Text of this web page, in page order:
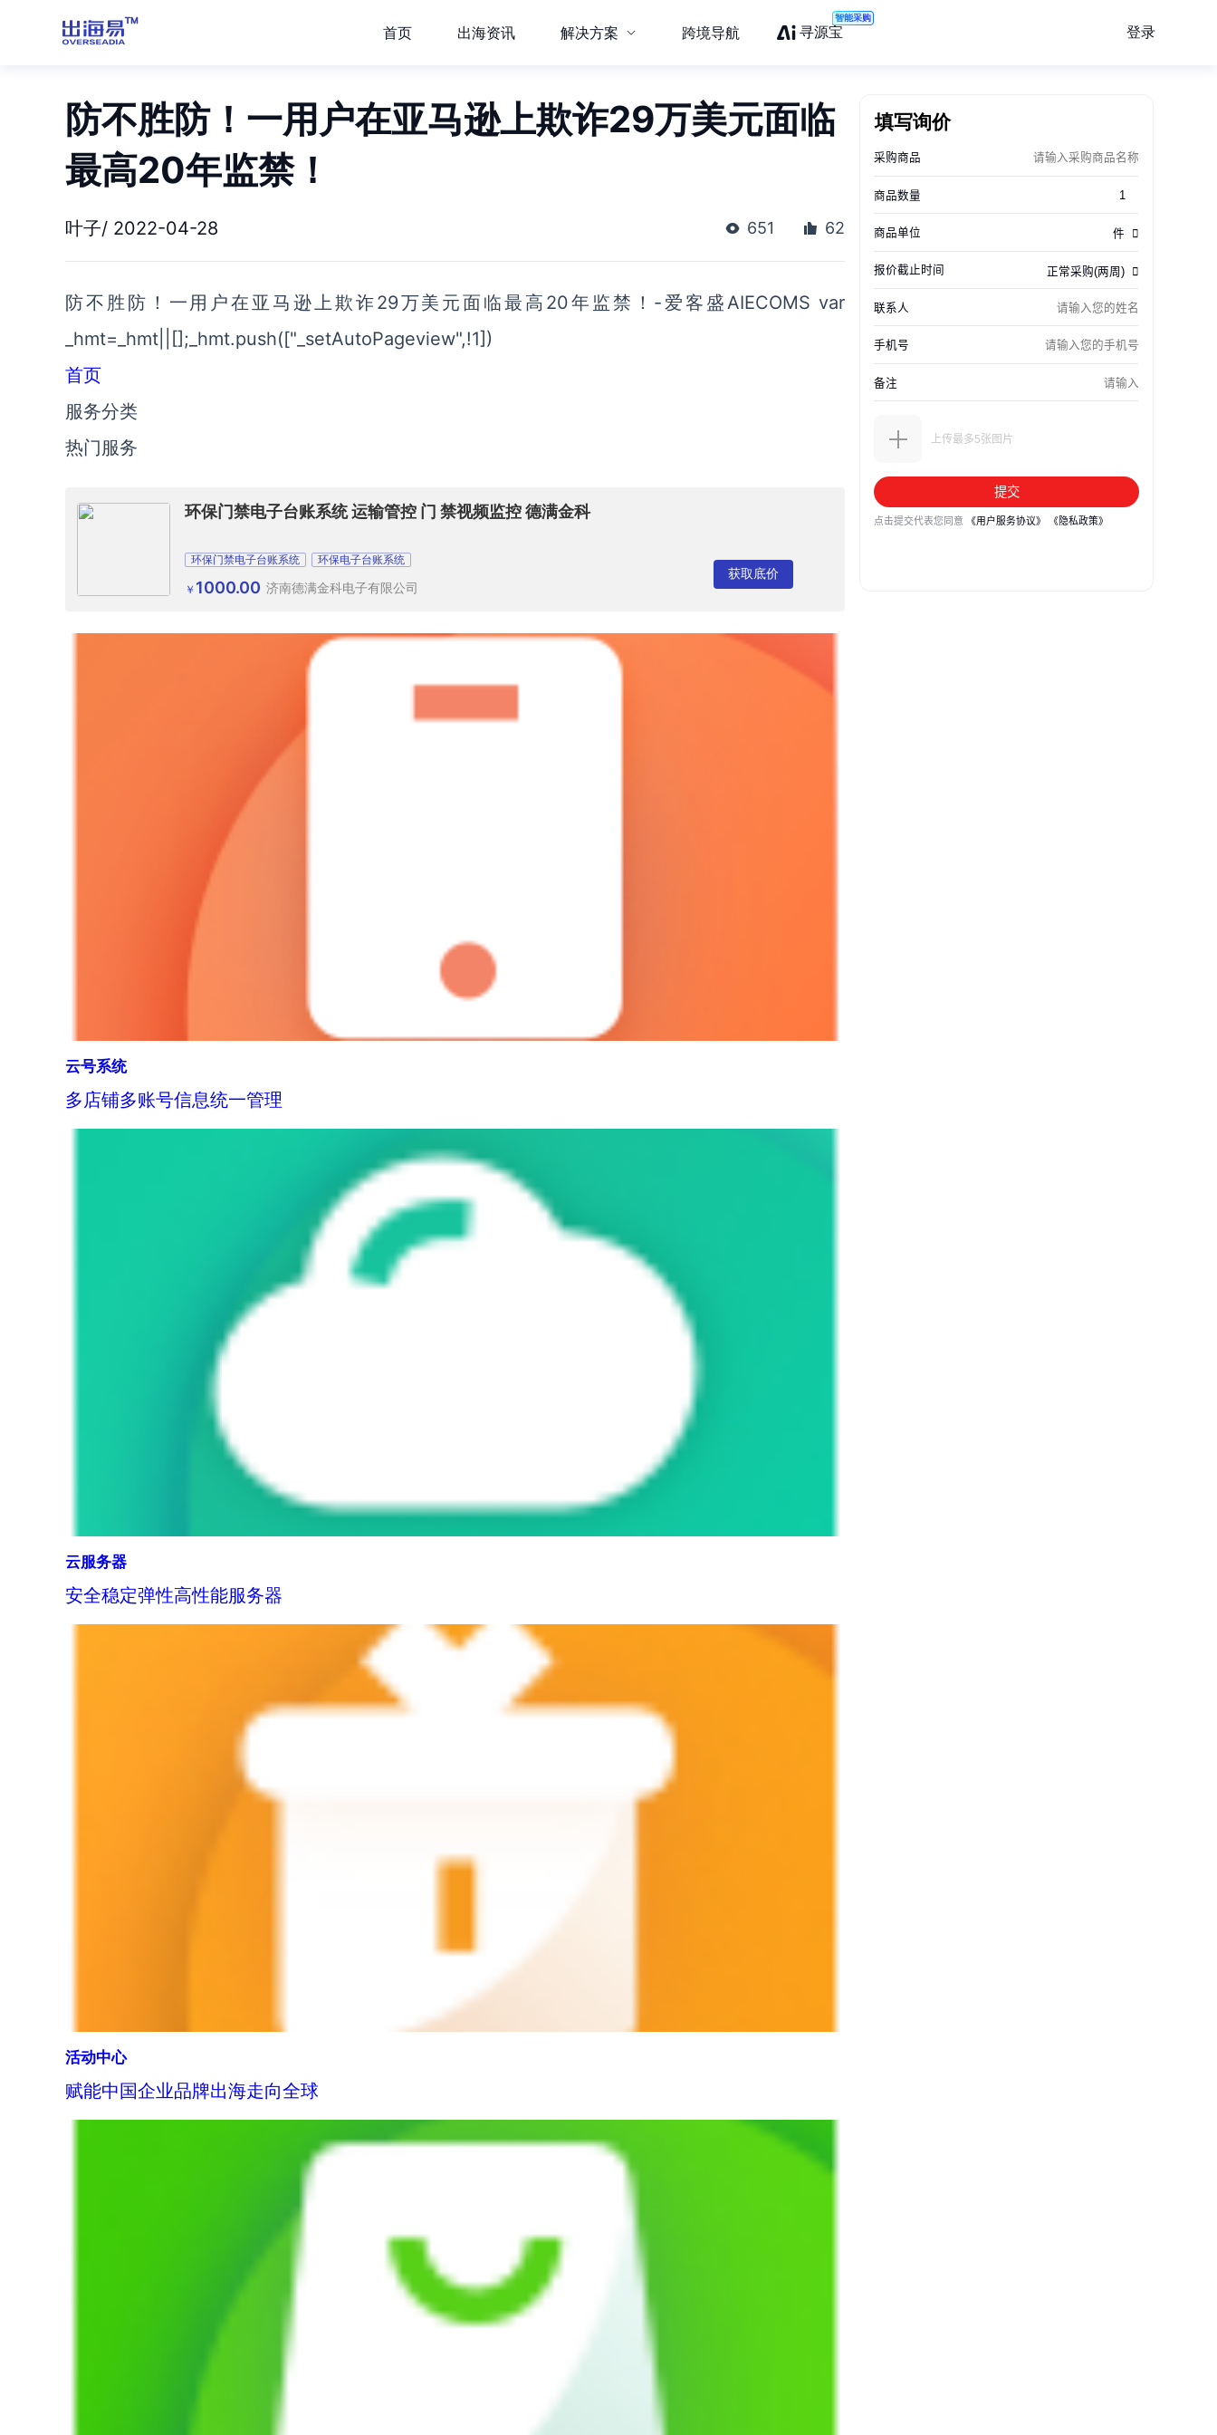
首页 出海资讯 解决方案 跨境导航 寻源宝
智能采购
登录
防不胜防！一用户在亚马逊上欺诈29万美元面临
最高20年监禁！
叶子/ 2022-04-28 651 62
防不胜防！一用户在亚马逊上欺诈29万美元面临最高20年监禁！-爱客盛AIECOMS var
_hmt=_hmt||[];_hmt.push(["_setAutoPageview",!1])
首页
服务分类
热门服务
环保门禁电子台账系统 运输管控 门 禁视频监控 德满金科
环保门禁电子台账系统 环保电子台账系统
￥ 1000.00 济南德满金科电子有限公司
获取底价
云号系统
多店铺多账号信息统一管理
云服务器
安全稳定弹性高性能服务器
活动中心
赋能中国企业品牌出海走向全球
填写询价